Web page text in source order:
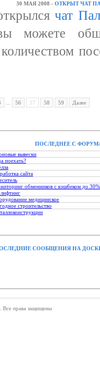
30 МАЯ 2008 - ОТКРЫТ ЧАТ
чат
можете
56 57 58 59 Далее
ПОСЛЕДНЕЕ С
вывески
поехать?
сайта
обменников с кэшбеком до 30%
медицинское
строительство
СООБЩЕНИЯ НА
Все права защищены